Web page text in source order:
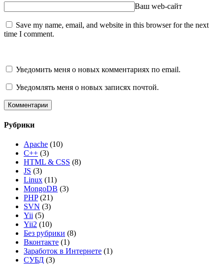
Ваш web-сайт
Save my name, email, and website in this browser for the next
time I comment.
Уведомить меня о новых комментариях по email.
Уведомлять меня о новых записях почтой.
Рубрики
Apache (10)
C++ (3)
HTML & CSS (8)
JS (3)
Linux (11)
MongoDB (3)
PHP(21)
SVN (3)
Yii (5)
Yii2 (10)
Без рубрики (8)
Вконтакте (1)
Заработок в Интернете (1)
СУБД (3)